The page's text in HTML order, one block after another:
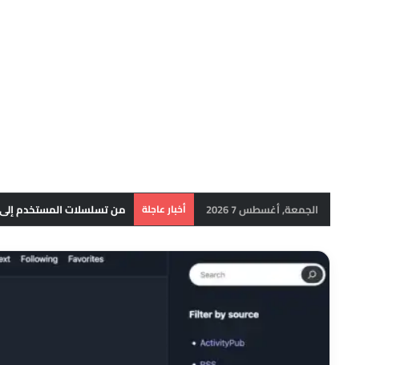
الجمعة, أغسطس 7 2026 أخبار عاجلة